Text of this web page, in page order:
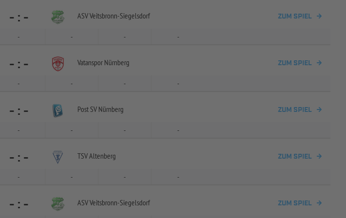
- : - ASV Veitsbronn-Siegelsdorf ZUM SPIEL
- - - -
- : - Vatanspor Nürnberg ZUM SPIEL
- - - -
- : - Post SV Nürnberg ZUM SPIEL
- - - -
- : - TSV Altenberg ZUM SPIEL
- - - -
- : - ASV Veitsbronn-Siegelsdorf ZUM SPIEL